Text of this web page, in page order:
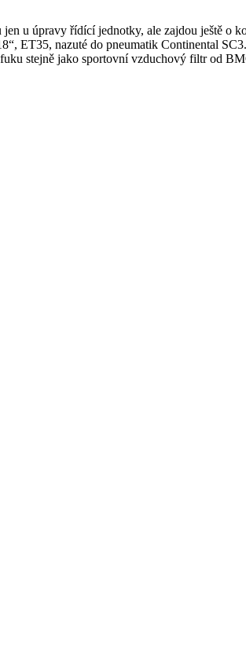
u úpravy řídící jednotky, ale zajdou ještě o
ET35, nazuté do pneumatik Continental
stejně jako sportovní vzduchový filtr od